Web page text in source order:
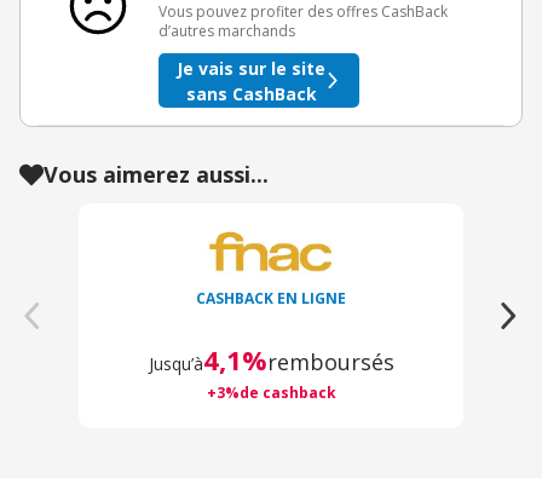
Vous pouvez profiter des offres CashBack
d’autres marchands
Je vais sur le site
sans CashBack
Vous aimerez aussi...
CASHBACK EN LIGNE
Jusqu’à4,1%remboursés
+3%de cashback